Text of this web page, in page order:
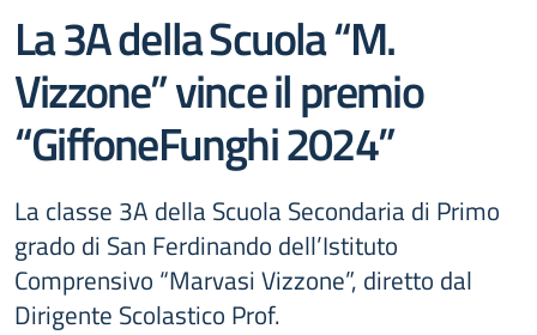
La 3A della Scuola “M.
Vizzone” vince il premio
“GiffoneFunghi 2024”
La classe 3A della Scuola Secondaria di Primo
grado di San Ferdinando dell’Istituto
Comprensivo “Marvasi Vizzone”, diretto dal
Dirigente Scolastico Prof.